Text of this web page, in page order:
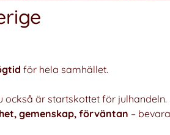
för hela samhället.
också är startskottet för julhandeln.
gemenskap, förväntan –